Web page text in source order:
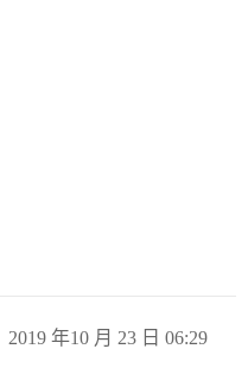
2019 年10 月 23 日 06:29